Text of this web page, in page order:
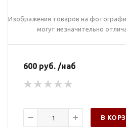
Изображения товаров на
могут незначительно
600 руб. /наб
В